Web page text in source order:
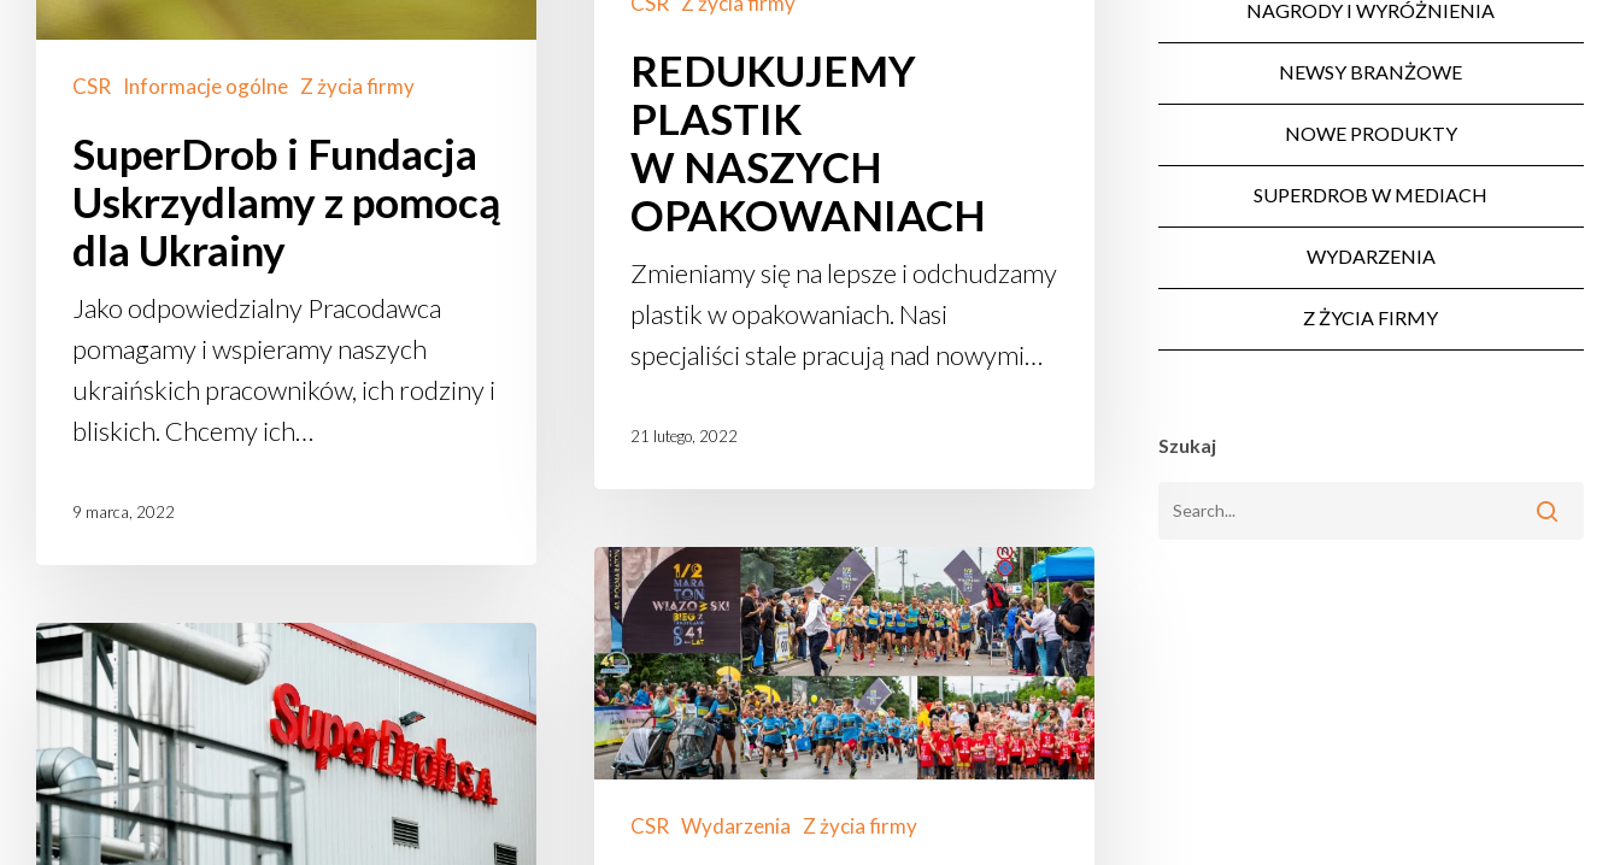
CSR Informacje ogólne Z życia firmy
SuperDrob i Fundacja
Uskrzydlamy z pomocą
dla Ukrainy
Jako odpowiedzialny Pracodawca
pomagamy i wspieramy naszych
ukraińskich pracowników, ich rodziny i
bliskich. Chcemy ich…
9 marca, 2022
REDUKUJEMY
PLASTIK
W NASZYCH
OPAKOWANIACH
Zmieniamy się na lepsze i odchudzamy
plastik w opakowaniach. Nasi
specjaliści stale pracują nad nowymi…
21 lutego, 2022
SuperDrob
oraz Fundacja
Uskrzydlamy
wspierają
41.
Półmaraton
Wiązowski
CSR Wydarzenia Z życia firmy
O SuperDrob
(2021)
NAGRODY I WYRÓŻNIENIA
NEWSY BRANŻOWE
NOWE PRODUKTY
SUPERDROB W MEDIACH
WYDARZENIA
Z ŻYCIA FIRMY
Szukaj